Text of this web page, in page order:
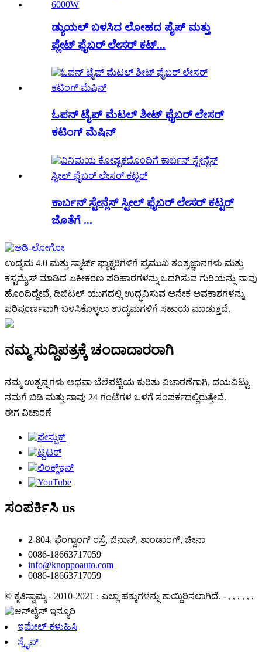
ಡ್ಯುಯಲ್ ಬಳಸಿದ ಲೋಹದ ಪೈಪ್ ಮತ್ತು
ಪ್ಲೇಟ್ ಫೈಬರ್ ಲೇಸರ್ ಕಟ್...
ಓಪನ್ ಟೈಪ್ ಮೆಟಲ್ ಶೀಟ್ ಫೈಬರ್ ಲೇಸರ್
ಕಟಿಂಗ್ ಮೆಷಿನ್
ಕಾರ್ಬನ್ ಸ್ಟೇನ್ಲೆಸ್ ಸ್ಟೀಲ್ ಫೈಬರ್ ಲೇಸರ್ ಕಟ್ಟರ್
ಜೊತೆಗೆ ...
ಉದ್ಯಮ 4.0 ಮತ್ತು ಸ್ಮಾರ್ಟ್ ಫ್ಯಾಕ್ಟರಿಗಳಿಗೆ ಪ್ರಮುಖ ತಂತ್ರಜ್ಞಾನಗಳು ಮತ್ತು
ಕಸ್ಟಮೈಸ್ ಮಾಡಿದ ಏಕೀಕರಣ ಪರಿಹಾರಗಳನ್ನು ಒದಗಿಸುವ ಗುರಿಯನ್ನು ನಾವು
ಹೊಂದಿದ್ದೇವೆ, ಡಿಜಿಟಲ್ ಯುಗದಲ್ಲಿ ಉದ್ಭವಿಸುವ ಅನೇಕ ಅವಕಾಶಗಳನ್ನು
ಪರಿಪೂರ್ಣವಾಗಿ ಬಳಸಿಕೊಳ್ಳಲು ಉದ್ಯಮಗಳಿಗೆ ಸಹಾಯ ಮಾಡುತ್ತದೆ.
ನಮ್ಮ ಸುದ್ದಿಪತ್ರಕ್ಕೆ ಚಂದಾದಾರರಾಗಿ
ನಮ್ಮ ಉತ್ಪನ್ನಗಳು ಅಥವಾ ಬೆಲೆಪಟ್ಟಿಯ ಕುರಿತು ವಿಚಾರಣೆಗಾಗಿ, ದಯವಿಟ್ಟು
ನಮಗೆ ಬಿಡಿ ಮತ್ತು ನಾವು 24 ಗಂಟೆಗಳ ಒಳಗೆ ಸಂಪರ್ಕದಲ್ಲಿರುತ್ತೇವೆ.
ಈಗ ವಿಚಾರಣೆ
ಸಂಪರ್ಕಿಸಿ us
2-804, ಫೆಂಗ್ವಾಂಗ್ ರಸ್ತೆ, ಜಿನಾನ್, ಶಾಂಡಾಂಗ್, ಚೀನಾ
0086-18663717059
info@knoppoauto.com
0086-18663717059
© ಕೃತಿಸ್ವಾಮ್ಯ - 2010-2021 : ಎಲ್ಲಾ ಹಕ್ಕುಗಳನ್ನು ಕಾಯ್ದಿರಿಸಲಾಗಿದೆ. - , , , , , ,
ಇಮೇಲ್ ಕಳುಹಿಸಿ
ಸ್ಕೈಪ್